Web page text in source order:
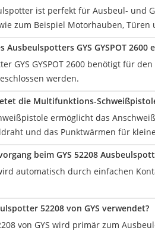
ist perfekt für Ausbeul-
zum Beispiel Motorhauben, Türen
Ausbeulspotters GYS GYSPOT
GYS GYSPOT 2600 benötigt für
werden.
die Multifunktions-
ermöglicht das
und das Punktwärmen für
beim GYS 52208
automatisch durch einfachen
52208 von GYS verwendet?
von GYS wird primär zum